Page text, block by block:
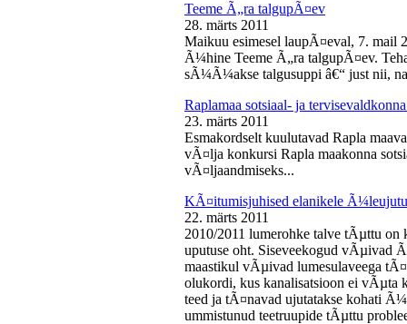
Teeme Ã„ra talgupÃ¤ev
28. märts 2011
Maikuu esimesel laupÃ¤eval, 7.
Ã¼hine Teeme Ã„ra talgupÃ¤ev.
sÃ¼Ã¼akse talgusuppi â€“ just nii,
Raplamaa sotsiaal- ja
23. märts 2011
Esmakordselt kuulutavad Rapla
vÃ¤lja konkursi Rapla maakonna
vÃ¤ljaandmiseks...
KÃ¤itumisjuhised elanikele
22. märts 2011
2010/2011 lumerohke talve tÃµttu on
uputuse oht. Siseveekogud vÃµivad
maastikul vÃµivad lumesulaveega
olukordi, kus kanalisatsioon ei vÃµta
teed ja tÃ¤navad ujutatakse kohati
ummistunud teetruupide tÃµttu